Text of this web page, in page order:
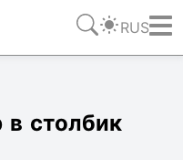
RUS
в столбик